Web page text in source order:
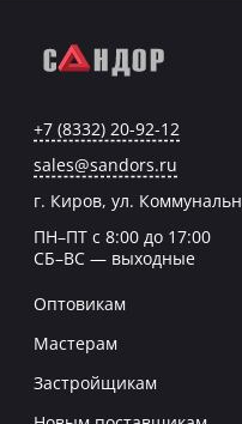
+7 (8332) 20-92-12
sales@sandors.ru
г. Киров, ул.
ПН–ПТ с 8:00 до 17:00
СБ–ВС — выходные
Оптовикам
Мастерам
Застройщикам